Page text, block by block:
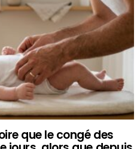
que le congé des